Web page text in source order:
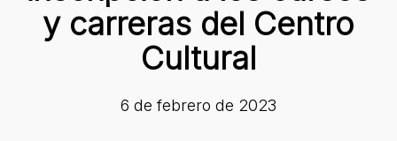
y carreras del Centro
Cultural
6 de febrero de 2023